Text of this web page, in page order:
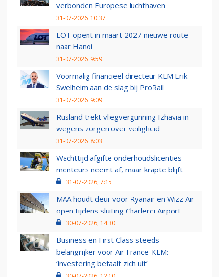
verbonden Europese luchthaven
31-07-2026, 10:37
LOT opent in maart 2027 nieuwe route
naar Hanoi
31-07-2026, 9:59
Voormalig financieel directeur KLM Erik
Swelheim aan de slag bij ProRail
31-07-2026, 9:09
Rusland trekt vliegvergunning Izhavia in
wegens zorgen over veiligheid
31-07-2026, 8:03
Wachttijd afgifte onderhoudslicenties
monteurs neemt af, maar krapte blijft
31-07-2026, 7:15
MAA houdt deur voor Ryanair en Wizz Air
open tijdens sluiting Charleroi Airport
30-07-2026, 14:30
Business en First Class steeds
belangrijker voor Air France-KLM:
‘investering betaalt zich uit’